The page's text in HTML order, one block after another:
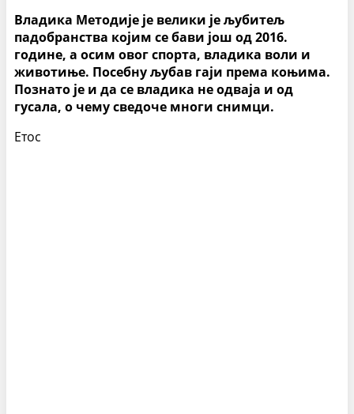
Владика Методије је велики је љубитељ
падобранства којим се бави још од 2016.
године, а осим овог спорта, владика воли и
животиње. Посебну љубав гаји према коњима.
Познато је и да се владика не одваја и од
гусала, о чему сведоче многи снимци.
Етос